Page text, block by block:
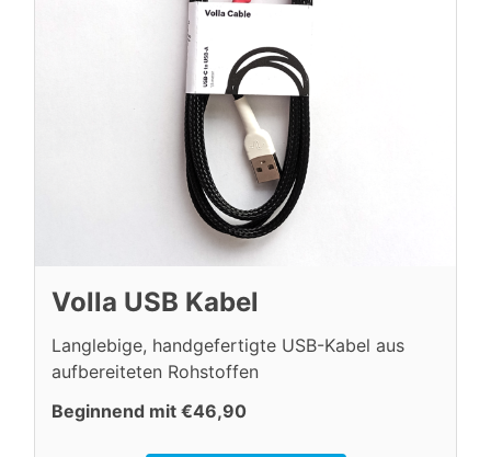
Volla USB Kabel
Langlebige, handgefertigte USB-Kabel aus
aufbereiteten Rohstoffen
Beginnend mit €46,90